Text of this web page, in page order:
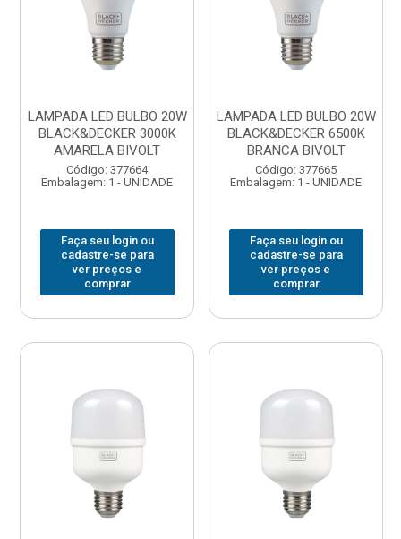
LAMPADA LED BULBO 20W
BLACK&DECKER 3000K
AMARELA BIVOLT
Código: 377664
Embalagem: 1 - UNIDADE
Faça seu login ou
cadastre-se para
ver preços e
comprar
LAMPADA LED BULBO 20W
BLACK&DECKER 6500K
BRANCA BIVOLT
Código: 377665
Embalagem: 1 - UNIDADE
Faça seu login ou
cadastre-se para
ver preços e
comprar